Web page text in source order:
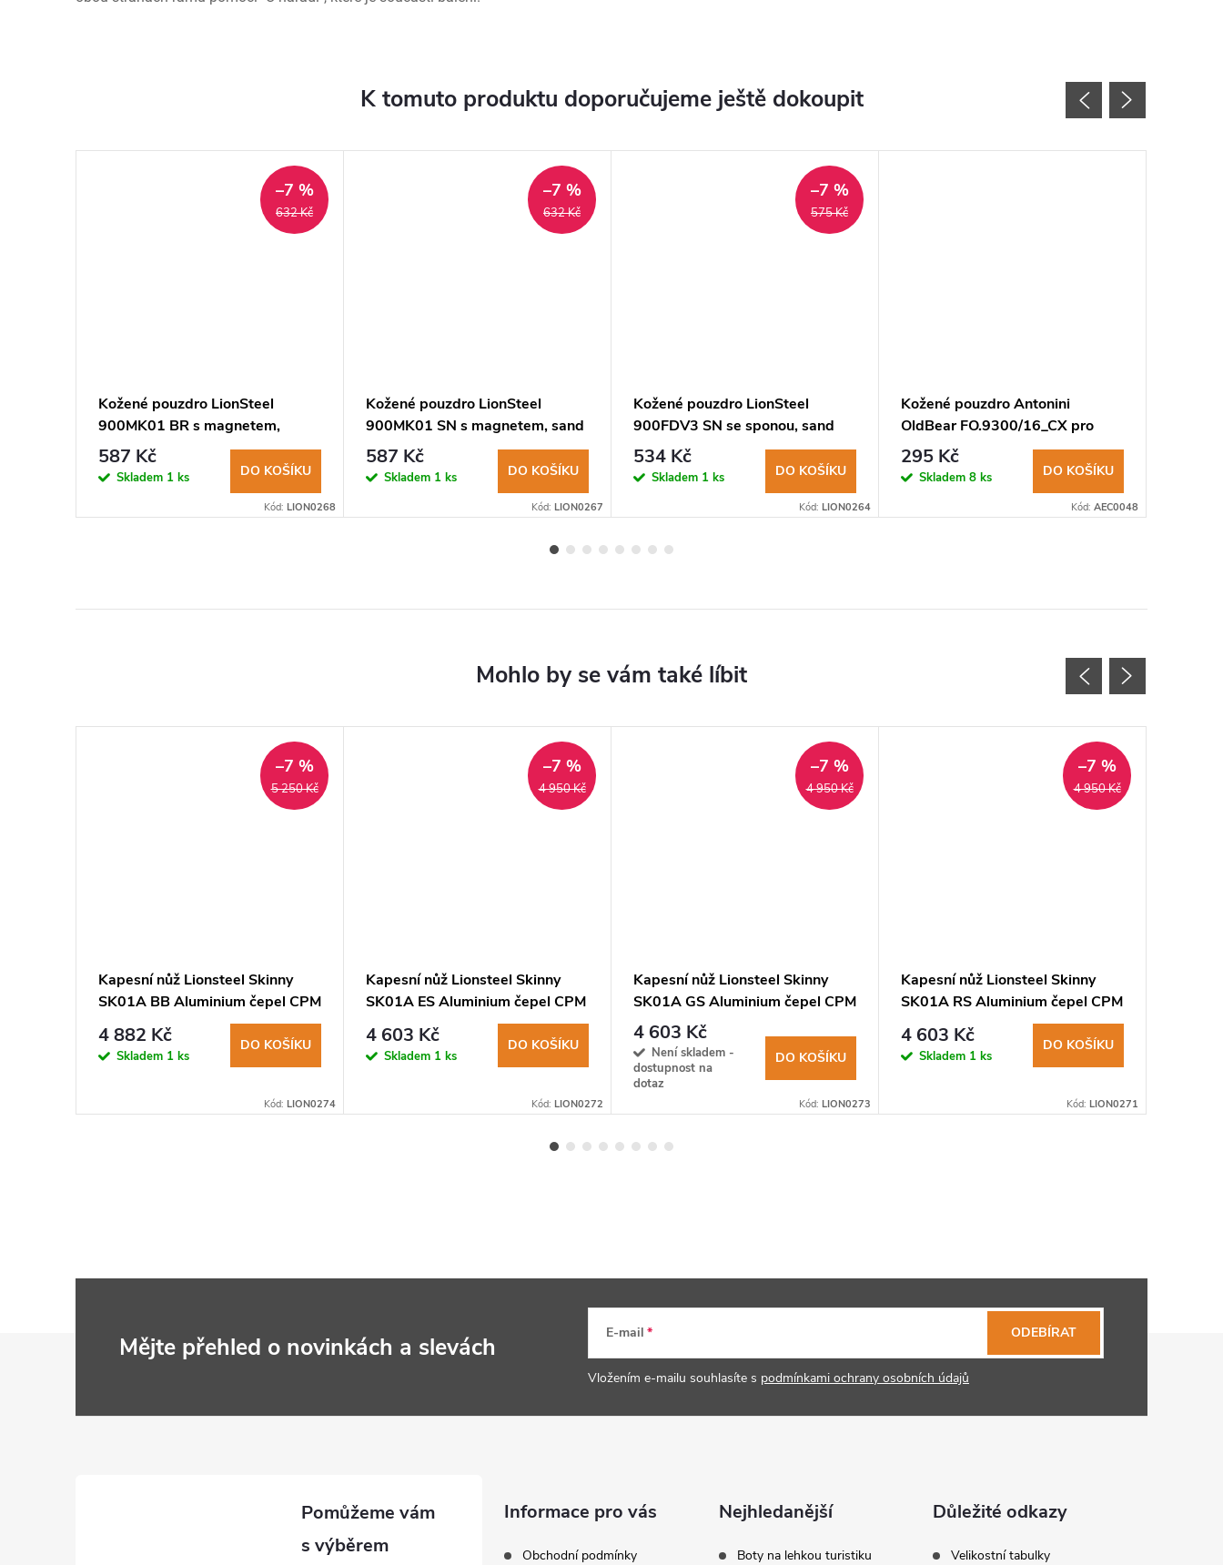
K tomuto produktu doporučujeme ještě dokoupit
632 Kč
–7 %
Kožené pouzdro LionSteel
900MK01 BR s magnetem,
brown
587 Kč
Skladem 1 ks DO KOŠÍKU
Kód: LION0268
632 Kč
–7 %
Kožené pouzdro LionSteel
900MK01 SN s magnetem, sand
587 Kč
Skladem 1 ks DO KOŠÍKU
Kód: LION0267
575 Kč
–7 %
Kožené pouzdro LionSteel
900FDV3 SN se sponou, sand
534 Kč
Skladem 1 ks DO KOŠÍKU
Kód: LION0264
Kožené pouzdro Antonini
OldBear FO.9300/16_CX pro
nože L-XL
295 Kč
Skladem 8 ks DO KOŠÍKU
Kód: AEC0048
5 250 Kč
–7 %
Kapesní nůž Lionsteel Skinny
SK01A BB Aluminium čepel CPM
MagnaCut černá, hliníková
rukojeť+canvas
4 882 Kč
Skladem 1 ks
DO KOŠÍKU
Kód: LION0274
4 950 Kč
–7 %
Kapesní nůž Lionsteel Skinny
SK01A ES Aluminium čepel CPM
MagnaCut, hliníková
rukojeť+canvas
4 603 Kč
Skladem 1 ks
DO KOŠÍKU
Kód: LION0272
4 950 Kč
–7 %
Kapesní nůž Lionsteel Skinny
SK01A GS Aluminium čepel CPM
MagnaCut, hliníková
rukojeť+canvas
4 603 Kč
Není skladem -
dostupnost na
dotaz
DO KOŠÍKU
Kód: LION0273
4 950 Kč
–7 %
Kapesní nůž Lionsteel Skinny
SK01A RS Aluminium čepel CPM
MagnaCut, hliníková
rukojeť+canvas
4 603 Kč
Skladem 1 ks
DO KOŠÍKU
Kód: LION0271
Mějte přehled o novinkách a slevách E-mail
Vložením e-mailu souhlasíte s podmínkami ochrany osobních údajů
ODEBÍRAT
Informace pro vás
Obchodní podmínky
Nejhledanější
Boty na lehkou turistiku
Důležité odkazy
Velikostní tabulky